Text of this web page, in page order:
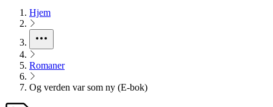
Hjem
Romaner
Og verden var som ny (E-bok)